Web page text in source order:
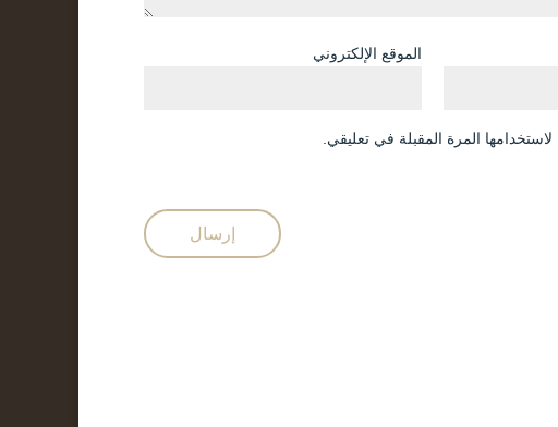
الموقع الإلكتروني
المرة المقبلة في تعليقي.